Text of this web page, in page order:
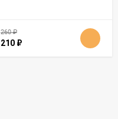
260₽
210 ₽